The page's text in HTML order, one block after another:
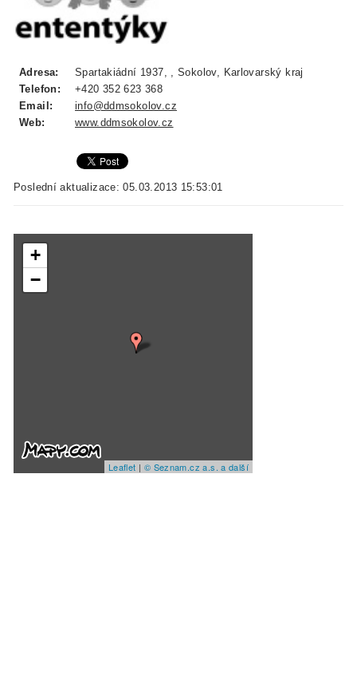
Adresa:
Spartakiádní 1937, , Sokolov, Karlovarský kraj
Telefon:
+420 352 623 368
Email:
info@ddmsokolov.cz
Web:
www.ddmsokolov.cz
Poslední aktualizace: 05.03.2013 15:53:01
+
−
Leaflet | © Seznam.cz a.s. a další